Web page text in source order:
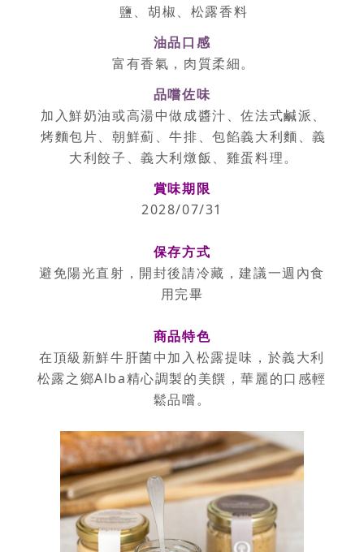
鹽、胡椒、松露香料
油品口感
富有香氣，肉質柔細。
品嚐佐味
加入鮮奶油或高湯中做成醬汁、佐法式鹹派、
烤麵包片、朝鮮薊、牛排、包餡義大利麵、義
大利餃子、義大利燉飯、雞蛋料理。
賞味期限
2028/07/31
保存方式
避免陽光直射，開封後請冷藏，建議一週內食
用完畢
商品特色
在頂級新鮮牛肝菌中加入松露提味，於義大利
松露之鄉Alba精心調製的美饌，華麗的口感輕
鬆品嚐。